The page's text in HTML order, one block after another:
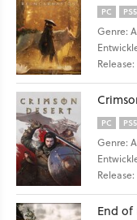
PC PS5
Genre:
PC PS5
Genre:
End of